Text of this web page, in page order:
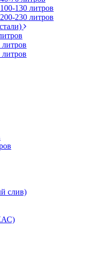
130 литров
230 литров
слив)